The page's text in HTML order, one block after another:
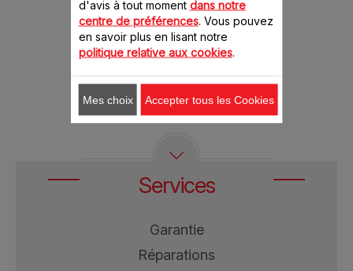
facilement, toujours à portée
de main !
Services
Garantie
Réparations
d'avis à tout moment dans notre
centre de préférences. Vous pouvez
en savoir plus en lisant notre
politique relative aux cookies.
Mes choix Accepter tous les Cookies